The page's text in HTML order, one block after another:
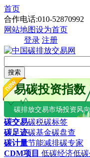
首页
合作电话:010-52870992
网站地图设为首页
登录 注册
搜索
易碳投资指数
碳排放交易市场投资风
碳交易碳税碳标签
碳足迹碳基金碳盘查
碳计量节能减排碳专家
CDM项目 低碳经济低